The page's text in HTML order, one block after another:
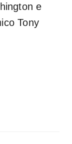
e
Tony